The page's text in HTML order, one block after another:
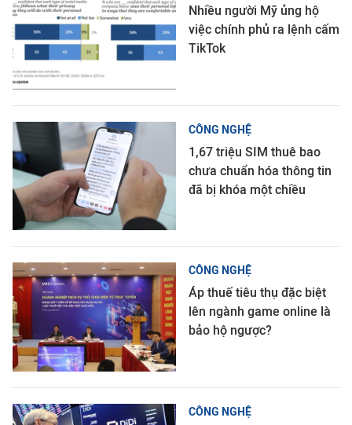
Nhiều người Mỹ ủng hộ
việc chính phủ ra lệnh cấm
TikTok
CÔNG NGHỆ
1,67 triệu SIM thuê bao
chưa chuẩn hóa thông tin
đã bị khóa một chiều
CÔNG NGHỆ
Áp thuế tiêu thụ đặc biệt
lên ngành game online là
bảo hộ ngược?
CÔNG NGHỆ